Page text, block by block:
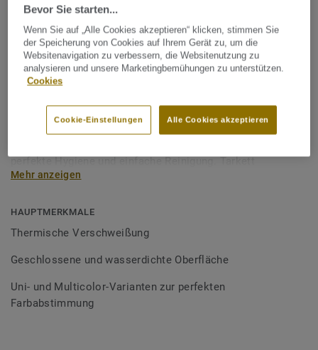
Tarkett Zubehör Komplettsortiment
Schweißschnur für PVC-Böden
- Multicolour LIGHT GREEN
0413
zweier PVC-Bahnen verwendet und sorgen für eine
perfekte Hygiene und einfache Reinigung. Tarkett
Schweißschnüre sind erhältlich in den Varianten Uni und
Bodenbelagssortiment abgestimmt. Durch die Verwendung
von Kontrastfarben lassen sich auch besondere
Mehr anzeigen
HAUPTMERKMALE
Thermische Verschweißung
Geschlossene und wasserdichte Oberfläche
Uni- und Multicolor-Varianten zur perfekten
Farbabstimmung
Bevor Sie starten...
Wenn Sie auf „Alle Cookies akzeptieren“ klicken, stimmen Sie
der Speicherung von Cookies auf Ihrem Gerät zu, um die
Websitenavigation zu verbessern, die Websitenutzung zu
analysieren und unsere Marketingbemühungen zu unterstützen.
Cookies
Alle Cookies akzeptieren
Cookie-Einstellungen